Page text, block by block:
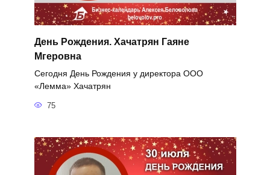
День Рождения. Хачатрян Гаяне
Мгеровна
Сегодня День Рождения у директора ООО
«Лемма» Хачатрян
75